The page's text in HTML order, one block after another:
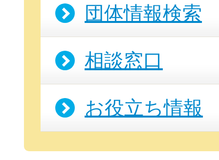
団体情報検索
相談窓口
お役立ち情報